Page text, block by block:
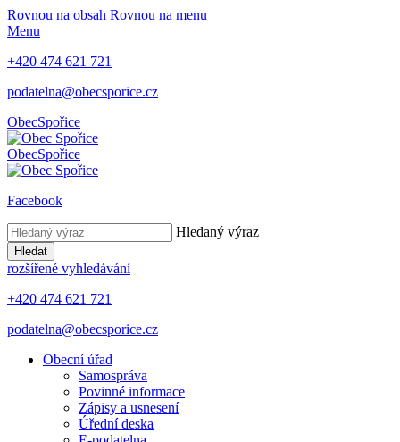
Rovnou na obsah Rovnou na menu
Menu
+420 474 621 721
podatelna@obecsporice.cz
ObecSpořice
ObecSpořice
Facebook
Hledaný výraz
Hledat
rozšířené vyhledávání
+420 474 621 721
podatelna@obecsporice.cz
Obecní úřad
Samospráva
Povinné informace
Zápisy a usnesení
Úřední deska